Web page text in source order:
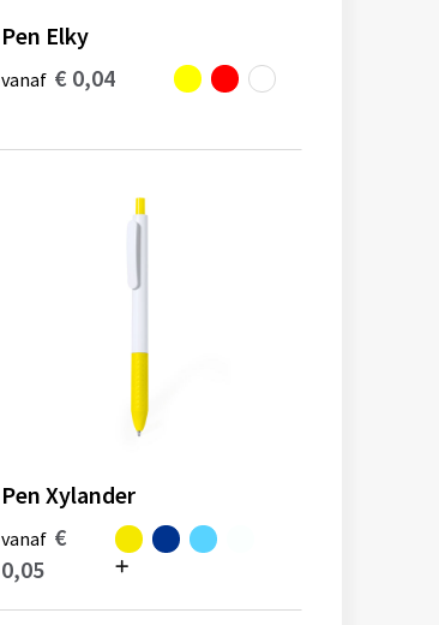
Pen Elky
vanaf € 0,04
Pen Xylander
vanaf €
0,05